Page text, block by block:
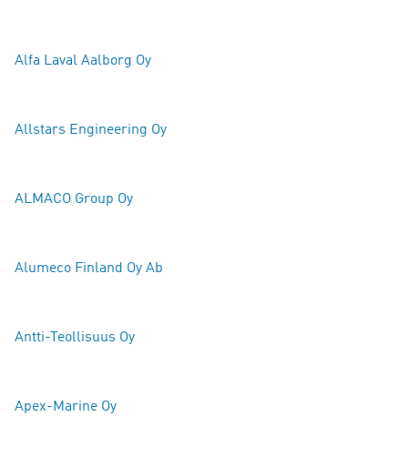
Alfa Laval Aalborg Oy
Allstars Engineering Oy
ALMACO Group Oy
Alumeco Finland Oy Ab
Antti-Teollisuus Oy
Apex-Marine Oy